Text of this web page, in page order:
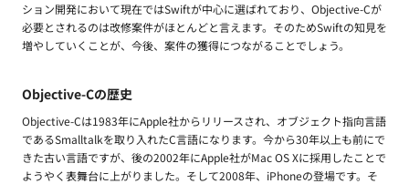
ション開発において現在ではSwiftが中心に選ばれており、Objective-Cが
必要とされるのは改修案件がほとんどと言えます。そのためSwiftの知見を
増やしていくことが、今後、案件の獲得につながることでしょう。
Objective-Cの歴史
Objective-Cは1983年にApple社からリリースされ、オブジェクト指向言語
であるSmalltalkを取り入れたC言語になります。今から30年以上も前にで
きた古い言語ですが、後の2002年にApple社がMac OS Xに採用したことで
ようやく表舞台に上がりました。そして2008年、iPhoneの登場です。そ